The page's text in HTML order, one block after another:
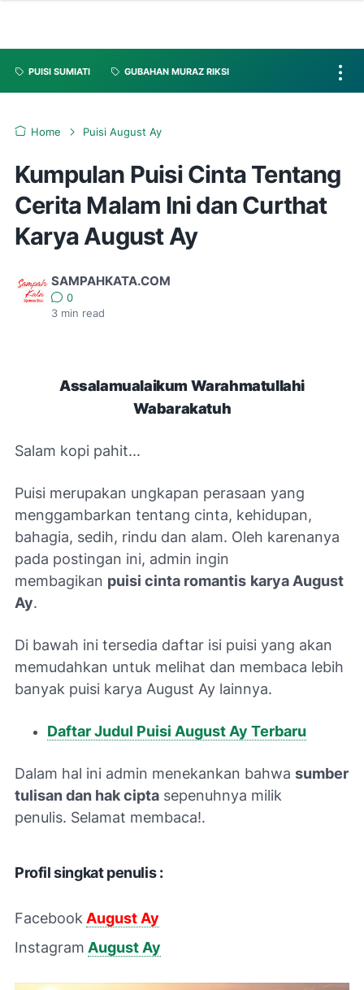
PUISI SUMIATI GUBAHAN MURAZ RIKSI
Home Puisi August Ay
Kumpulan Puisi Cinta Tentang
Cerita Malam Ini dan Curthat
Karya August Ay
SAMPAHKATA.COM
0
3 min read
Assalamualaikum Warahmatullahi
Wabarakatuh
Salam kopi pahit...
Puisi merupakan ungkapan perasaan yang
menggambarkan tentang cinta, kehidupan,
bahagia, sedih, rindu dan alam. Oleh karenanya
pada postingan ini, admin ingin
membagikan puisi cinta romantis karya August
Ay.
Di bawah ini tersedia daftar isi puisi yang akan
memudahkan untuk melihat dan membaca lebih
banyak puisi karya August Ay lainnya.
Daftar Judul Puisi August Ay Terbaru
Dalam hal ini admin menekankan bahwa sumber
tulisan dan hak cipta sepenuhnya milik
penulis. Selamat membaca!.
Profil singkat penulis :
Facebook August Ay
Instagram August Ay